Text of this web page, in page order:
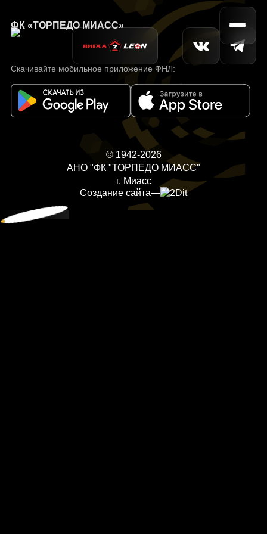
ФК «ТОРПЕДО МИАСС»
Скачивайте мобильное приложение ФНЛ:
© 1942-2026
АНО "ФК "ТОРПЕДО МИАСС"
г. Миасс
Создание сайта—